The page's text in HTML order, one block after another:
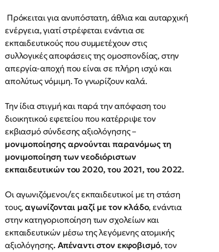
Πρόκειται για ανυπόστατη, άθλια και αυταρχική
ενέργεια, γιατί στρέφεται ενάντια σε
εκπαιδευτικούς που συμμετέχουν στις
συλλογικές αποφάσεις της ομοσπονδίας, στην
απεργία-αποχή που είναι σε πλήρη ισχύ και
απολύτως νόμιμη. Το γνωρίζουν καλά.
Την ίδια στιγμή και παρά την απόφαση του
διοικητικού εφετείου που κατέρριψε τον
εκβιασμό σύνδεσης αξιολόγησης –
μονιμοποίησης αρνούνται παρανόμως τη
μονιμοποίηση των νεοδιόριστων
εκπαιδευτικών του 2020, του 2021, του 2022.
Οι αγωνιζόμενοι/ες εκπαιδευτικοί με τη στάση
τους,αγωνίζονται μαζί με τον κλάδο, ενάντια
στην κατηγοριοποίηση των σχολείων και
εκπαιδευτικών μέσω της λεγόμενης ατομικής
αξιολόγησης. Απέναντι στον εκφοβισμό, τον